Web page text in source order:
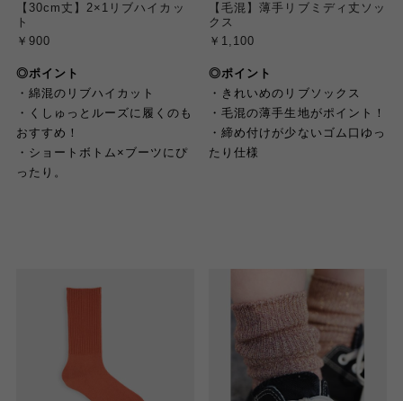
【30cm丈】2×1リブハイカッ
ト
￥900
【毛混】薄手リブミディ丈ソッ
クス
￥1,100
◎ポイント
・綿混のリブハイカット
・くしゅっとルーズに履くのも
おすすめ！
・ショートボトム×ブーツにぴ
ったり。
◎ポイント
・きれいめのリブソックス
・毛混の薄手生地がポイント！
・締め付けが少ないゴム口ゆっ
たり仕様